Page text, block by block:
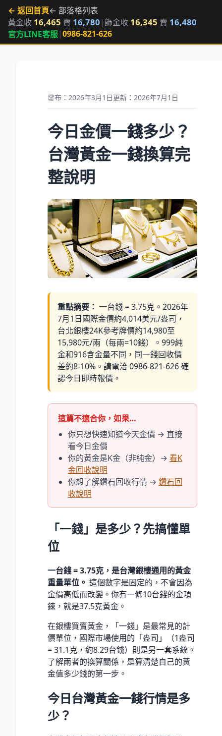
← 返回首頁← 部落格列表
黃金收 16,465 賣 16,780 |飾金收 16,345 賣 16,480
官方LINE客服|0986-821-626
發布：2026年3月1日更新：2026年7月1日
今日金價一錢多少？
台灣黃金一錢換算完
整說明
重點摘要： 一台錢 = 3.75克。2026年
7月1日國際金價約4,014美元/盎司，
台北銀樓24K參考牌價約14,980至
15,980元/兩（每兩=10錢）。999純
金和916含金量不同，同一錢回收價
差約8-10%。請電洽 0986-821-626 確
認今日即時報價。
這篇不適合你，如果…
你只想快速知道今天金價 → 直接
看今日金價
你的黃金是K金（非純金）→ 看K
金回收說明
你想了解鑽石回收行情 → 鑽石回
收說明
「一錢」是多少？先搞懂單
位
一台錢 = 3.75克，是台灣銀樓通用的黃金
重量單位。 這個數字是固定的，不會因為
金價高低而改變。你有一條10台錢的金項
鍊，就是37.5克黃金。
在銀樓買賣黃金，「一錢」是最常見的計
價單位，國際市場使用的「盎司」（1盎司
= 31.1克，約8.29台錢）則是另一套系統。
了解兩者的換算關係，是算清楚自己的黃
金值多少錢的第一步。
今日台灣黃金一錢行情是多
少？